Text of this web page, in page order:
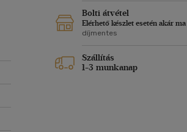
Bolti átvétel
Elérhető készlet esetén akár ma
díjmentes
Szállítás
1-3 munkanap